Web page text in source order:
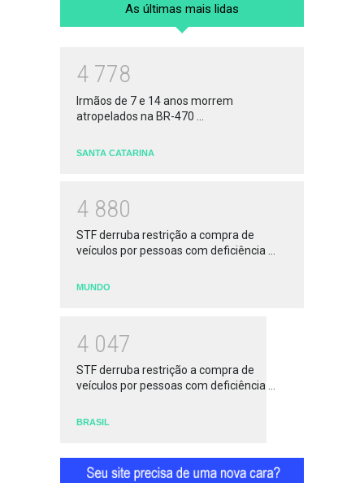
As últimas mais lidas
4 778
Irmãos de 7 e 14 anos morrem
atropelados na BR-470 ...
SANTA CATARINA
4 880
STF derruba restrição a compra de
veículos por pessoas com deficiência ...
MUNDO
4 047
STF derruba restrição a compra de
veículos por pessoas com deficiência ...
BRASIL